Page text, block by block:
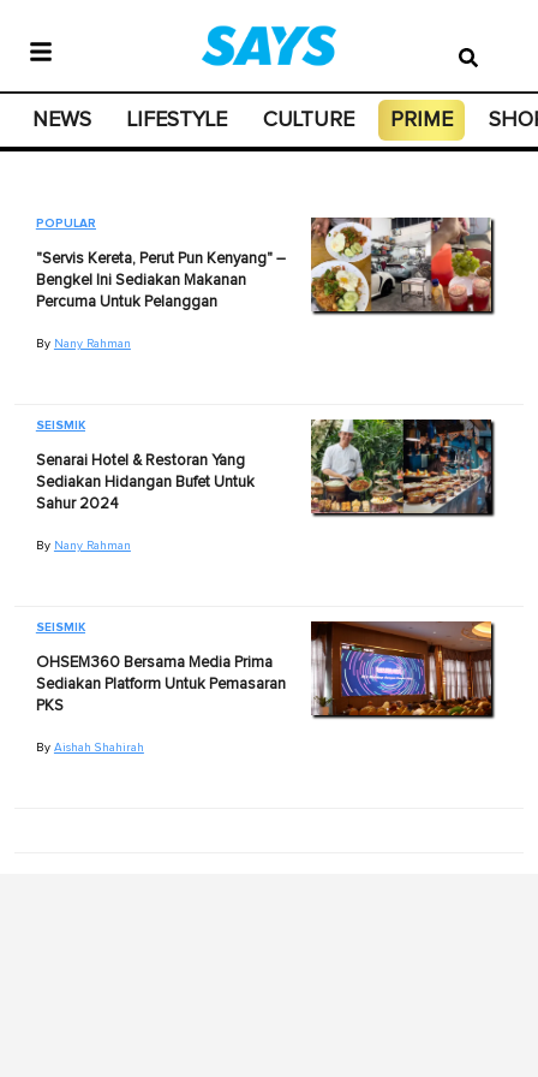
NEWS LIFESTYLE CULTURE PRIME
POPULAR
"Servis Kereta, Perut Pun Kenyang" –
Bengkel Ini Sediakan Makanan
Percuma Untuk Pelanggan
By Nany Rahman
SEISMIK
Senarai Hotel & Restoran Yang
Sediakan Hidangan Bufet Untuk
Sahur 2024
By Nany Rahman
SEISMIK
OHSEM360 Bersama Media Prima
Sediakan Platform Untuk Pemasaran
PKS
By Aishah Shahirah